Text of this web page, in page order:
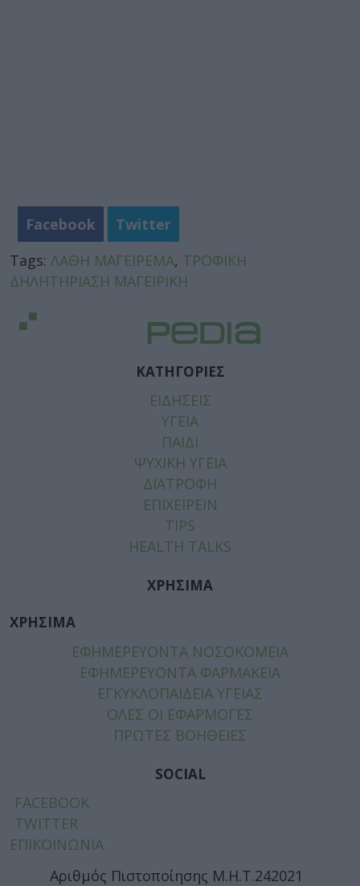
Facebook
Twitter
Tags: ΛΑΘΗ ΜΑΓΕΙΡΕΜΑ, ΤΡΟΦΙΚΗ
ΔΗΛΗΤΗΡΙΑΣΗ ΜΑΓΕΙΡΙΚΗ
ΚΑΤΗΓΟΡΙΕΣ
ΕΙΔΗΣΕΙΣ
ΥΓΕΙΑ
ΠΑΙΔΙ
ΨΥΧΙΚΗ ΥΓΕΙΑ
ΔΙΑΤΡΟΦΗ
ΕΠΙΧΕΙΡΕΙΝ
TIPS
HEALTH TALKS
ΧΡΗΣΙΜΑ
ΧΡΗΣΙΜΑ
ΕΦΗΜΕΡΕΥΟΝΤΑ ΝΟΣΟΚΟΜΕΙΑ
ΕΦΗΜΕΡΕΥΟΝΤΑ ΦΑΡΜΑΚΕΙΑ
ΕΓΚΥΚΛΟΠΑΙΔΕΙΑ ΥΓΕΙΑΣ
ΟΛΕΣ ΟΙ ΕΦΑΡΜΟΓΕΣ
ΠΡΩΤΕΣ ΒΟΗΘΕΙΕΣ
SOCIAL
FACEBOOK
TWITTER
ΕΠΙΚΟΙΝΩΝΙΑ
Αριθμός Πιστοποίησης Μ.Η.Τ.242021